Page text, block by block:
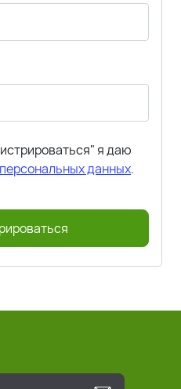
я даю
данных.